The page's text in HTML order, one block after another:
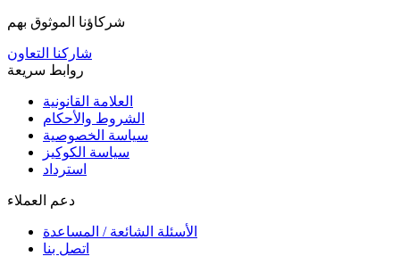
شركاؤنا الموثوق بهم
شاركنا التعاون
العلامة القانونية
الشروط والأحكام
سياسة الخصوصية
سياسة الكوكيز
استرداد
الأسئلة الشائعة / المساعدة
اتصل بنا